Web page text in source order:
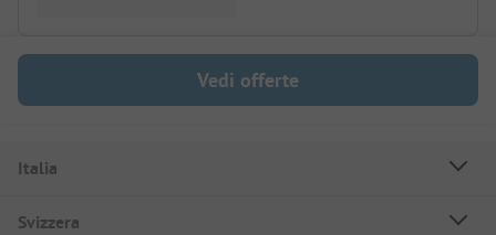
Vedi offerte
Italia
Svizzera